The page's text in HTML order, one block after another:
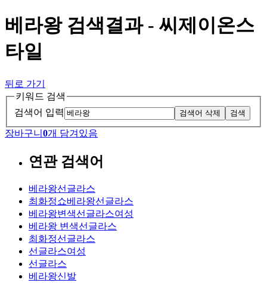
베라왕 검색결과 - 씨제이온스
타일
뒤로 가기
키워드 검색
검색어 입력
검색어 삭제 검색
장바구니 0개 담겨있음
연관 검색어
베라왕선글라스
최화정쇼베라왕선글라스
베라왕변색선글라스여성
베라왕 변색선글라스
최화정선글라스
선글라스여성
선글라스
베라왕신발